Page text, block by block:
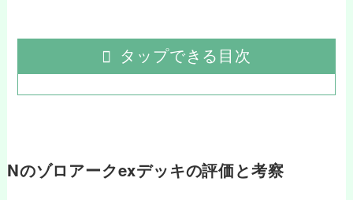
タップできる目次
Nのゾロアークexデッキの評価と考察